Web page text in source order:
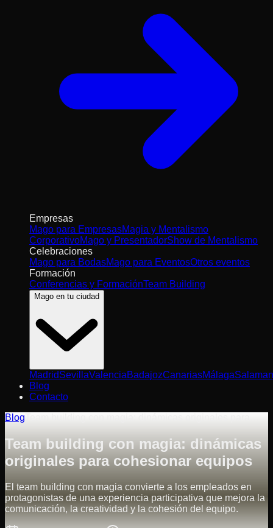
Empresas
Mago para EmpresasMagia y Mentalismo
CorporativoMago y PresentadorShow de Mentalismo
Celebraciones
Mago para BodasMago para EventosOtros eventos
Formación
Conferencias y FormaciónTeam Building
Mago en tu ciudad
MadridSevillaValenciaBadajozCanariasMálaga
Blog
Contacto
Blog
Team building con magia: dinámicas
originales para cohesionar equipos
El team building con magia convierte a los empleados en
protagonistas de una experiencia participativa que mejora la
comunicación, la creatividad y la cohesión del equipo.